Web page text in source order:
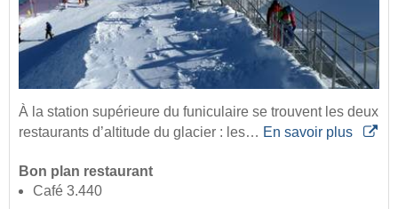
À la station supérieure du funiculaire se trouvent les deux
restaurants d’altitude du glacier : les… En savoir plus
Bon plan restaurant
Café 3.440